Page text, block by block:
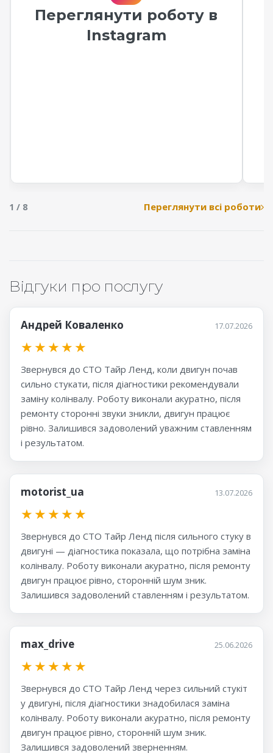
Переглянути роботу в
Instagram
1 / 8 Переглянути всі роботи
Відгуки про послугу
Андрей Коваленко 17.07.2026
★★★★★
Звернувся до СТО Тайр Ленд, коли двигун почав
сильно стукати, після діагностики рекомендували
заміну колінвалу. Роботу виконали акуратно, після
ремонту сторонні звуки зникли, двигун працює
рівно. Залишився задоволений уважним ставленням
і результатом.
motorist_ua 13.07.2026
★★★★★
Звернувся до СТО Тайр Ленд після сильного стуку в
двигуні — діагностика показала, що потрібна заміна
колінвалу. Роботу виконали акуратно, після ремонту
двигун працює рівно, сторонній шум зник.
Залишився задоволений ставленням і результатом.
max_drive 25.06.2026
★★★★★
Звернувся до СТО Тайр Ленд через сильний стукіт
у двигуні, після діагностики знадобилася заміна
колінвалу. Роботу виконали акуратно, після ремонту
двигун працює рівно, сторонній шум зник.
Залишився задоволений зверненням.